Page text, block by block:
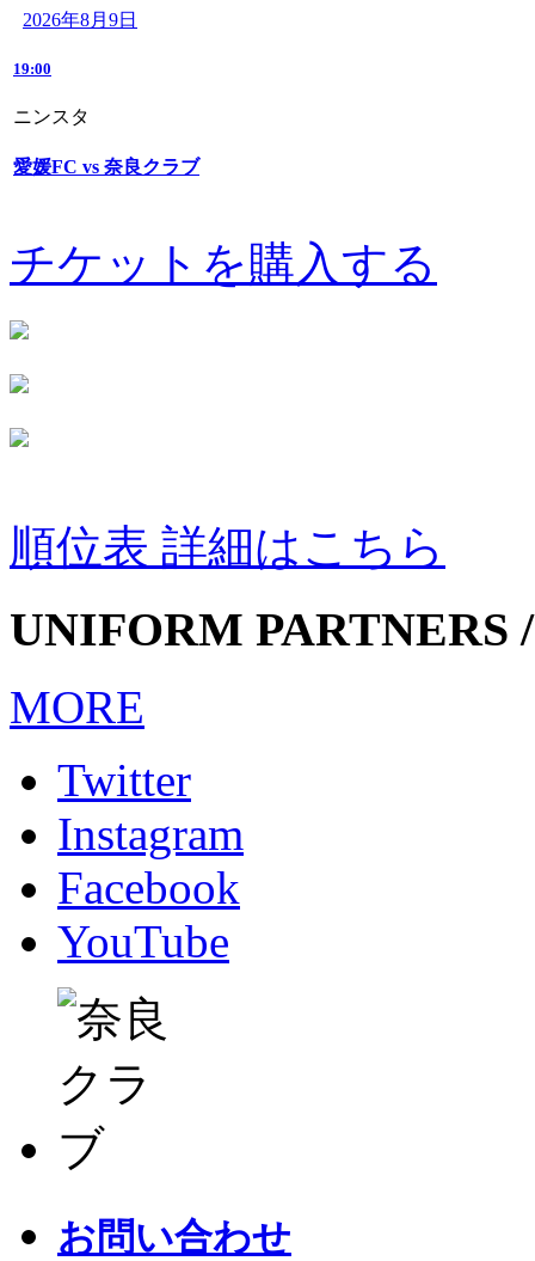
2026年8月9日
19:00
ニンスタ
愛媛FC vs 奈良クラブ
チケットを購入する
順位表 詳細はこちら
UNIFORM PARTNERS
MORE
Twitter
Instagram
Facebook
YouTube
お問い合わせ